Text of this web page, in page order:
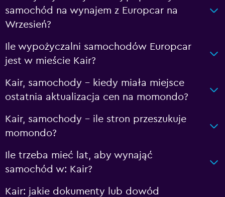
samochód na wynajem z Europcar na
Wrzesień?
Ile wypożyczalni samochodów Europcar
jest w mieście Kair?
Kair, samochody – kiedy miała miejsce
ostatnia aktualizacja cen na momondo?
Kair, samochody – ile stron przeszukuje
momondo?
Ile trzeba mieć lat, aby wynająć
samochód w: Kair?
Kair: jakie dokumenty lub dowód